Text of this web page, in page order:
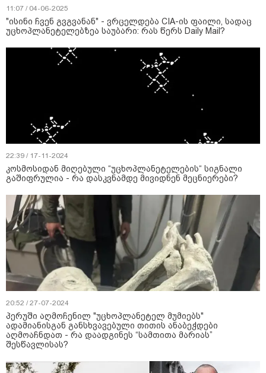
11:07 / 04-06-2025
"ისინი ჩვენ გვგვანან" - ვრცელდება CIA-ის ფაილი, სადაც
უცხოპლანეტელებზეა საუბარი: რას წერს Daily Mail?
22:39 / 17-11-2024
კოსმოსიდან მიღებული “უცხოპლანეტელების“ სიგნალი
გაშიფრულია - რა დასკვნამდე მივიდნენ მეცნიერები?
20:52 / 27-07-2024
პერუში აღმოჩენილ "უცხოპლანეტელ მუმიებს"
ადამიანისგან განსხვავებული თითის ანაბეჭდები
აღმოაჩნდათ - რა დაადგინეს “სამთითა მარიას”
შესწავლისას?